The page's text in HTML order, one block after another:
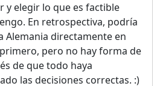
y elegir lo que es factible
En retrospectiva, podría
Alemania directamente en
pero no hay forma de
de que todo haya
las decisiones correctas. :)